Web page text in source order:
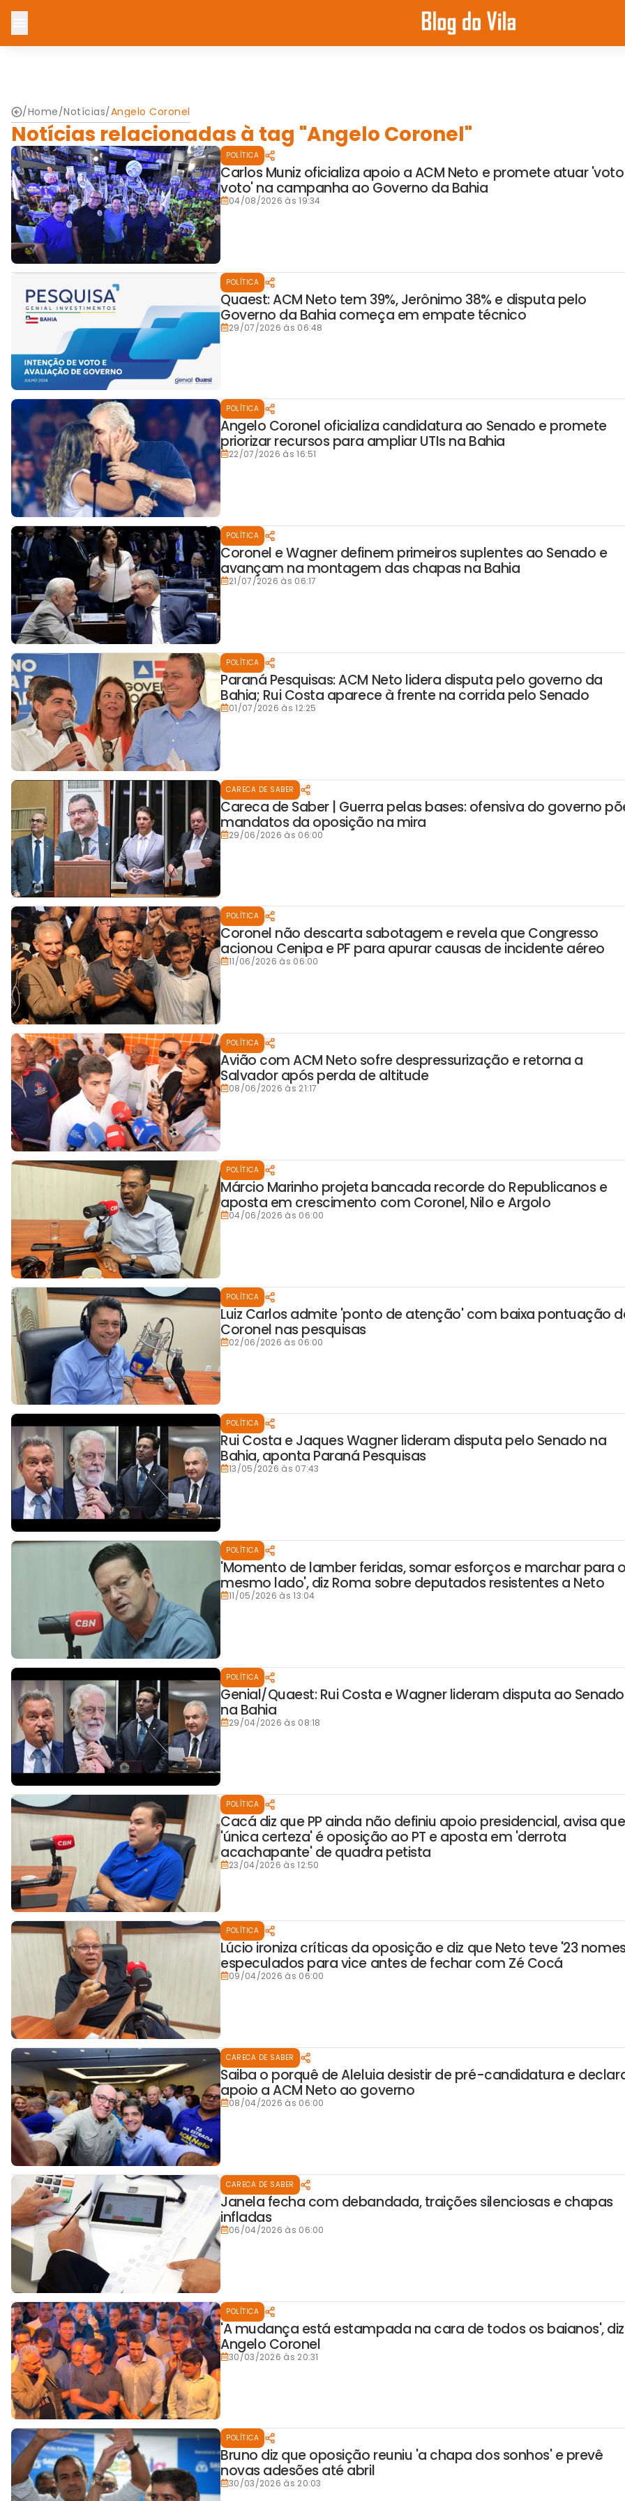
/Home/Notícias/Angelo Coronel
Notícias relacionadas à tag "Angelo Coronel"
POLÍTICA
Carlos Muniz oficializa apoio a ACM Neto e promete atuar
voto' na campanha ao Governo da Bahia
04/08/2026 às 19:34
POLÍTICA
Quaest: ACM Neto tem 39%, Jerônimo 38% e disputa pelo
Governo da Bahia começa em empate técnico
29/07/2026 às 06:48
POLÍTICA
Angelo Coronel oficializa candidatura ao Senado e promete
priorizar recursos para ampliar UTIs na Bahia
22/07/2026 às 16:51
POLÍTICA
Coronel e Wagner definem primeiros suplentes ao Senado e
avançam na montagem das chapas na Bahia
21/07/2026 às 06:17
POLÍTICA
Paraná Pesquisas: ACM Neto lidera disputa pelo governo da
Bahia; Rui Costa aparece à frente na corrida pelo Senado
01/07/2026 às 12:25
CARECA DE SABER
Careca de Saber | Guerra pelas bases: ofensiva do governo
mandatos da oposição na mira
29/06/2026 às 06:00
POLÍTICA
Coronel não descarta sabotagem e revela que Congresso
acionou Cenipa e PF para apurar causas de incidente aéreo
11/06/2026 às 06:00
POLÍTICA
Avião com ACM Neto sofre despressurização e retorna a
Salvador após perda de altitude
08/06/2026 às 21:17
POLÍTICA
Márcio Marinho projeta bancada recorde do Republicanos e
aposta em crescimento com Coronel, Nilo e Argolo
04/06/2026 às 06:00
POLÍTICA
Luiz Carlos admite 'ponto de atenção' com baixa pontuação
Coronel nas pesquisas
02/06/2026 às 06:00
POLÍTICA
Rui Costa e Jaques Wagner lideram disputa pelo Senado na
Bahia, aponta Paraná Pesquisas
13/05/2026 às 07:43
POLÍTICA
'Momento de lamber feridas, somar esforços e marchar para
mesmo lado', diz Roma sobre deputados resistentes a Neto
11/05/2026 às 13:04
POLÍTICA
Genial/Quaest: Rui Costa e Wagner lideram disputa ao Senado
na Bahia
29/04/2026 às 08:18
POLÍTICA
Cacá diz que PP ainda não definiu apoio presidencial, avisa que
'única certeza' é oposição ao PT e aposta em 'derrota
acachapante' de quadra petista
23/04/2026 às 12:50
POLÍTICA
Lúcio ironiza críticas da oposição e diz que Neto teve '23
especulados para vice antes de fechar com Zé Cocá
09/04/2026 às 06:00
CARECA DE SABER
Saiba o porquê de Aleluia desistir de pré-candidatura e
apoio a ACM Neto ao governo
08/04/2026 às 06:00
CARECA DE SABER
Janela fecha com debandada, traições silenciosas e chapas
infladas
06/04/2026 às 06:00
POLÍTICA
'A mudança está estampada na cara de todos os baianos', diz
Angelo Coronel
30/03/2026 às 20:31
POLÍTICA
Bruno diz que oposição reuniu 'a chapa dos sonhos' e prevê
novas adesões até abril
30/03/2026 às 20:03